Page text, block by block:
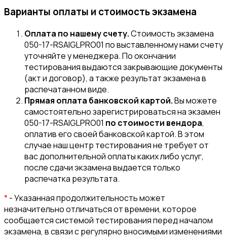
Варианты оплаты и стоимость экзамена
Оплата по нашему счету.Стоимость экзамена
050-17-RSAIGLPRO01 по выставленному нами счету
уточняйте у менеджера. По окончании
тестирования выдаются закрывающие документы
(акт и договор), а также результат экзамена в
распечатанном виде.
Прямая оплата банковской картой.Вы можете
самостоятельно зарегистрироваться на экзамен
050-17-RSAIGLPRO01 по стоимости вендора,
оплатив его своей банковской картой. В этом
случае наш центр тестирования не требует от
вас дополнительной оплаты каких либо услуг,
после сдачи экзамена выдается только
распечатка результата.
*- Указанная продолжительность может
незначительно отличаться от времени, которое
сообщается системой тестирования перед началом
экзамена, в связи с регулярно вносимыми изменениями